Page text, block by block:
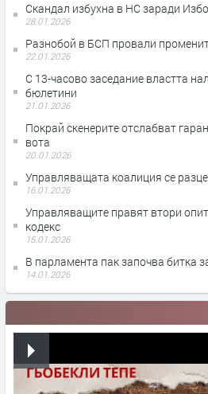
Скандал избухна в НС заради
28.01.2026
Разнобой в БСП провали
22.01.2026
С 13-часово заседание властта
бюлетини
21.01.2026
Покрай скенерите отслабват
вота
20.01.2026
Управляващата коалиция се
16.01.2026
Управляващите правят втори
кодекс
15.01.2026
В парламента пак започва битка
14.01.2026